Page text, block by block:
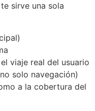
sirve una sola
viaje real del usuario
solo navegación)
a la cobertura del